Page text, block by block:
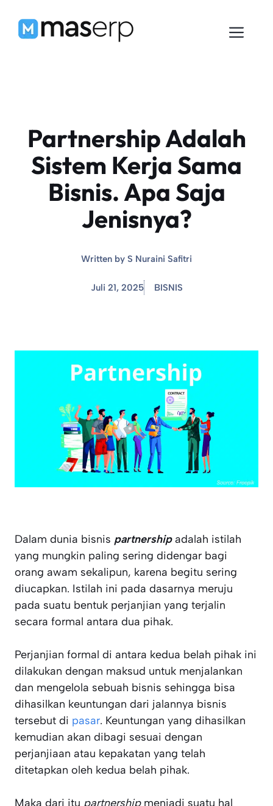
Partnership Adalah
Sistem Kerja Sama
Bisnis. Apa Saja
Jenisnya?
Written by S Nuraini Safitri
Juli 21, 2025 BISNIS
Dalam dunia bisnis partnershipadalah istilah
yang mungkin paling sering didengar bagi
orang awam sekalipun, karena begitu sering
diucapkan. Istilah ini pada dasarnya meruju
pada suatu bentuk perjanjian yang terjalin
secara formal antara dua pihak.
Perjanjian formal di antara kedua belah pihak ini
dilakukan dengan maksud untuk menjalankan
dan mengelola sebuah bisnis sehingga bisa
dihasilkan keuntungan dari jalannya bisnis
tersebut di pasar. Keuntungan yang dihasilkan
kemudian akan dibagi sesuai dengan
perjanjiaan atau kepakatan yang telah
ditetapkan oleh kedua belah pihak.
Maka dari itu partnershipmenjadi suatu hal